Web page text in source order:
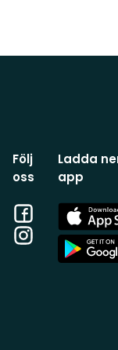
Följ
oss
Facebook
Instagram
Ladda
app
App
Store
App
Store